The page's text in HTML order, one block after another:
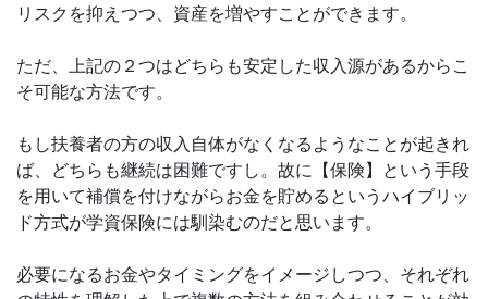
リスクを抑えつつ、資産を増やすことができます。
ただ、上記の２つはどちらも安定した収入源があるからこ
そ可能な方法です。
もし扶養者の方の収入自体がなくなるようなことが起きれ
ば、どちらも継続は困難ですし。故に【保険】という手段
を用いて補償を付けながらお金を貯めるというハイブリッ
ド方式が学資保険には馴染むのだと思います。
必要になるお金やタイミングをイメージしつつ、それぞれ